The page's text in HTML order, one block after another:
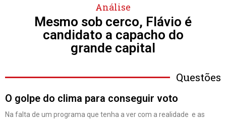
Análise
Mesmo sob cerco, Flávio é
candidato a capacho do
grande capital
Questões
O golpe do clima para conseguir voto
Na falta de um programa que tenha a ver com a realidade e as